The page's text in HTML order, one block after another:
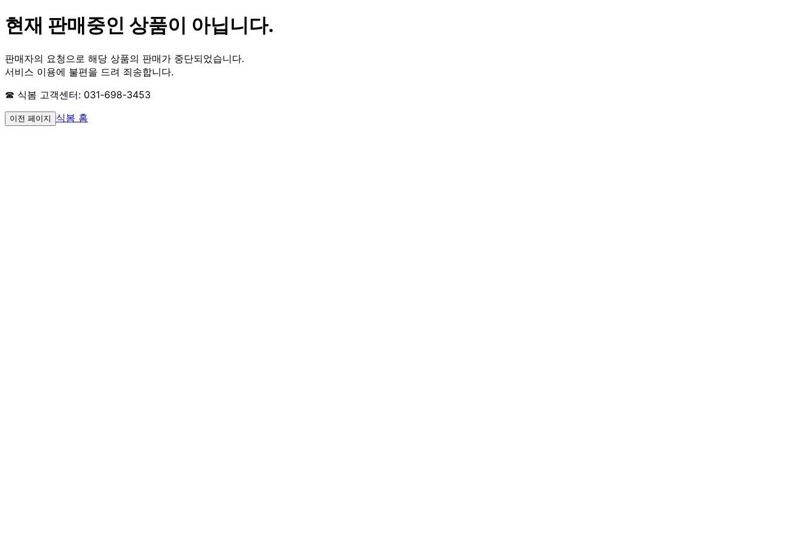
현재 판매중인 상품이 아닙니다.
판매자의 요청으로 해당 상품의 판매가 중단되었습니다.
서비스 이용에 불편을 드려 죄송합니다.
☎ 식봄 고객센터: 031-698-3453
이전 페이지 식봄 홈